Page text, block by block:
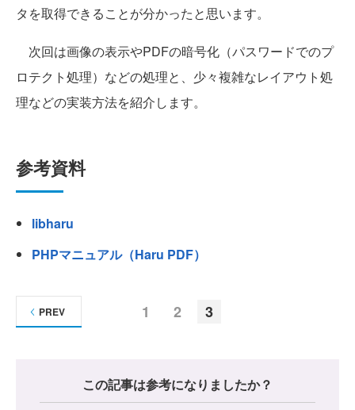
タを取得できることが分かったと思います。
次回は画像の表示やPDFの暗号化（パスワードでのプ
ロテクト処理）などの処理と、少々複雑なレイアウト処
理などの実装方法を紹介します。
参考資料
libharu
PHPマニュアル（Haru PDF）
1 2 3
PREV
この記事は参考になりましたか？